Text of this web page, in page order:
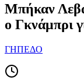
Μπήκαν
ο Γκνάμπρι
ΓΗΠΕΔΟ